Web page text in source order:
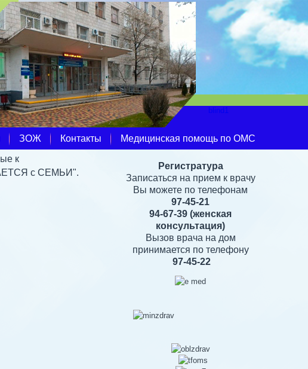
ЗОЖ Контакты
Медицинская помощь по ОМС
к
с СЕМЬИ".
Регистратура
Записаться на прием к врачу
Вы можете по телефонам
97-45-21
94-67-39 (женская
консультация)
Вызов врача на дом
принимается по телефону
97-45-22